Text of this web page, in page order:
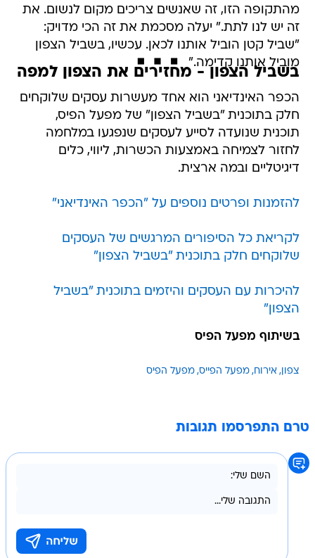
מהתקופה הזו, זה שאנשים צריכים מקום לנשום. את
זה יש לנו לתת." יעלה מסכמת את זה הכי מדויק:
"שביל קטן הוביל אותנו לכאן. עכשיו, בשביל הצפון
מוביל אותנו קדימה."
בשביל הצפון - מחזירים את הצפון למפה
הכפר האינדיאני הוא אחד מעשרות עסקים שלוקחים
חלק בתוכנית "בשביל הצפון" של מפעל הפיס,
תוכנית שנועדה לסייע לעסקים שנפגעו במלחמה
לחזור לצמיחה באמצעות הכשרות, ליווי, כלים
דיגיטליים ובמה ארצית.
להזמנות ופרטים נוספים על "הכפר האינדיאני"
לקריאת כל הסיפורים המרגשים של העסקים
שלוקחים חלק בתוכנית "בשביל הצפון"
להיכרות עם העסקים והיזמים בתוכנית "בשביל
הצפון"
בשיתוף מפעל הפיס
צפון אירוח מפעל הפייס מפעל הפיס
טרם התפרסמו תגובות